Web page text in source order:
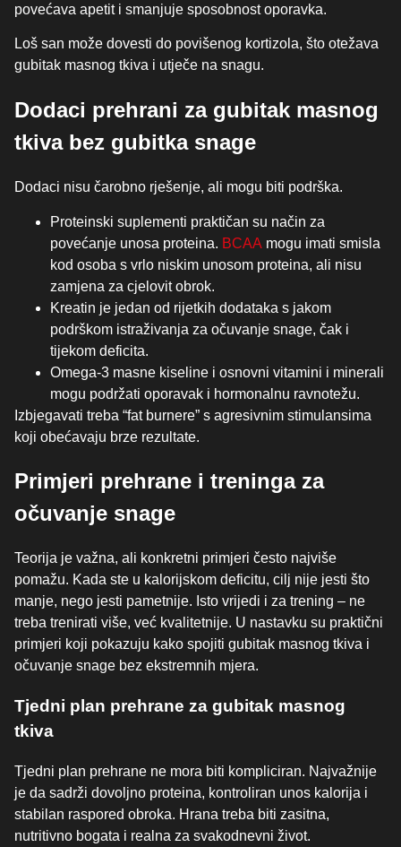
povećava apetit i smanjuje sposobnost oporavka.
Loš san može dovesti do povišenog kortizola, što otežava
gubitak masnog tkiva i utječe na snagu.
Dodaci prehrani za gubitak masnog
tkiva bez gubitka snage
Dodaci nisu čarobno rješenje, ali mogu biti podrška.
Proteinski suplementi praktičan su način za
povećanje unosa proteina. BCAA mogu imati smisla
kod osoba s vrlo niskim unosom proteina, ali nisu
zamjena za cjelovit obrok.
Kreatin je jedan od rijetkih dodataka s jakom
podrškom istraživanja za očuvanje snage, čak i
tijekom deficita.
Omega-3 masne kiseline i osnovni vitamini i minerali
mogu podržati oporavak i hormonalnu ravnotežu.
Izbjegavati treba “fat burnere” s agresivnim stimulansima
koji obećavaju brze rezultate.
Primjeri prehrane i treninga za
očuvanje snage
Teorija je važna, ali konkretni primjeri često najviše
pomažu. Kada ste u kalorijskom deficitu, cilj nije jesti što
manje, nego jesti pametnije. Isto vrijedi i za trening – ne
treba trenirati više, već kvalitetnije. U nastavku su praktični
primjeri koji pokazuju kako spojiti gubitak masnog tkiva i
očuvanje snage bez ekstremnih mjera.
Tjedni plan prehrane za gubitak masnog
tkiva
Tjedni plan prehrane ne mora biti kompliciran. Najvažnije
je da sadrži dovoljno proteina, kontroliran unos kalorija i
stabilan raspored obroka. Hrana treba biti zasitna,
nutritivno bogata i realna za svakodnevni život.